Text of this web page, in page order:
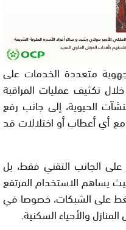
متعددة الخدمات على
تكثيف عمليات المراقبة
الحيوية، إلى جانب رفع
مع أي أعطاب أو اختلالات قد
على الجانب التقني فقط، بل
يساهم الاستخدام المرتفع
على الشبكات، خصوصا في
والأحياء السكنية.